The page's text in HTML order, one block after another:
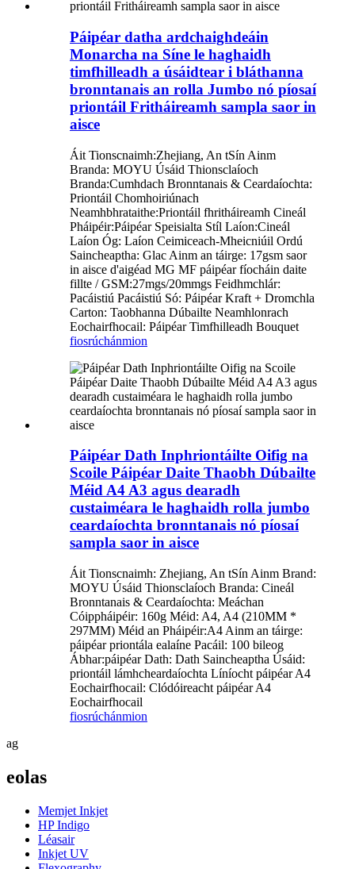
Páipéar datha ardchaighdeáin
Monarcha na Síne le haghaidh
timfhilleadh a úsáidtear i bláthanna
bronntanais an rolla Jumbo nó píosaí
priontáil Fritháireamh sampla saor in
aisce
Áit Tionscnaimh:Zhejiang, An tSín Ainm
Branda: MOYU Úsáid Thionsclaíoch
Branda:Cumhdach Bronntanais & Ceardaíochta:
Priontáil Chomhoiriúnach
Neamhbhrataithe:Priontáil fhritháireamh Cineál
Pháipéir:Páipéar Speisialta Stíl Laíon:Cineál
Laíon Óg: Laíon Ceimiceach-Mheicniúil Ordú
Saincheaptha: Glac Ainm an táirge: 17gsm saor
in aisce d'aigéad MG MF páipéar fíocháin daite
fillte / GSM:27mgs/20mmgs Feidhmchlár:
Pacáistiú Pacáistiú Só: Páipéar Kraft + Dromchla
Carton: Taobhanna Dúbailte Neamhlonrach
Eochairfhocail: Páipéar Timfhilleadh Bouquet
fiosrúchánmion
Páipéar Dath Inphriontáilte Oifig na
Scoile Páipéar Daite Thaobh Dúbailte
Méid A4 A3 agus dearadh
custaiméara le haghaidh rolla jumbo
ceardaíochta bronntanais nó píosaí
sampla saor in aisce
Áit Tionscnaimh: Zhejiang, An tSín Ainm Brand:
MOYU Úsáid Thionsclaíoch Branda: Cineál
Bronntanais & Ceardaíochta: Meáchan
Cóippháipéir: 160g Méid: A4, A4 (210MM *
297MM) Méid an Pháipéir:A4 Ainm an táirge:
páipéar priontála ealaíne Pacáil: 100 bileog
Ábhar:páipéar Dath: Dath Saincheaptha Úsáid:
priontáil lámhcheardaíochta Líníocht páipéar A4
Eochairfhocail: Clódóireacht páipéar A4
Eochairfhocail
fiosrúchánmion
ag
eolas
Memjet Inkjet
HP Indigo
Léasair
Inkjet UV